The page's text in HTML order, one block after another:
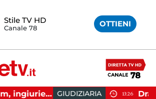
Stile TV HD
Canale 78 OTTIENI
Capaccio Paestum, ingiurie alla Polizia Municipale sui social: indagato un cittadino GIUDIZIARIA 13:26